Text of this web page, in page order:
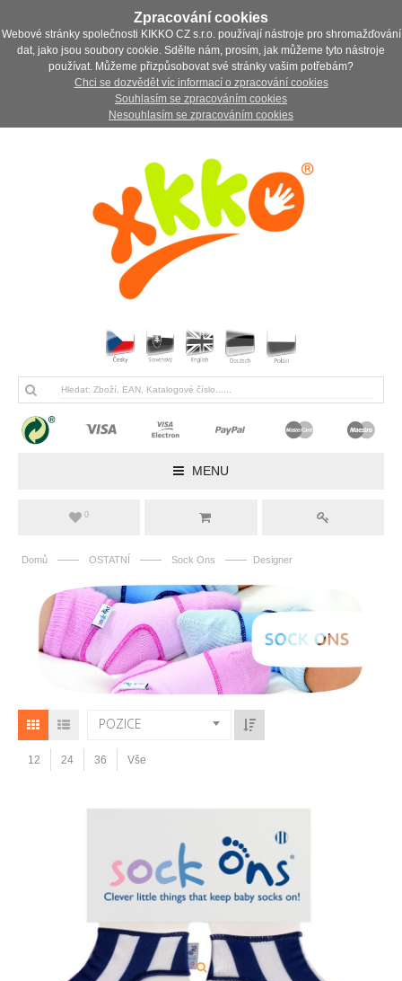
Zpracování cookies
Webové stránky společnosti KIKKO CZ s.r.o. používají nástroje pro shromažďování
dat, jako jsou soubory cookie. Sdělte nám, prosím, jak můžeme tyto nástroje
používat. Můžeme přizpůsobovat své stránky vašim potřebám?
Chci se dozvědět víc informací o zpracování cookies
Souhlasím se zpracováním cookies
Nesouhlasím se zpracováním cookies
MENU
0
Domů —— OSTATNÍ —— Sock Ons —— Designer
POZICE
12 24 36 Vše